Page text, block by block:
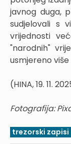
javnog duga,
sudjelovali s
vrijednosti
"narodnih"
usmjereno
(HINA, 19. 11.
Fotografija:
trezorski zapisi